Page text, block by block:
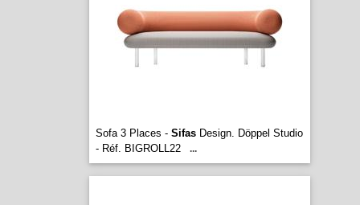
Sofa 3 Places - SifasDesign. Döppel Studio
- Réf. BIGROLL22
...